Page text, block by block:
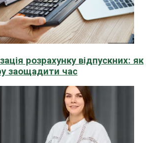
розрахунку відпускних: як
заощадити час